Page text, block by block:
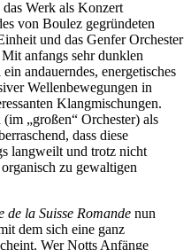
Werk als Konzert
von Boulez gegründeten
und das Genfer Orchester
anfangs sehr dunklen
andauerndes, energetisches
Wellenbewegungen in
Klangmischungen.
„großen“ Orchester) als
dass diese
langweilt und trotz nicht
zu gewaltigen
de la Suisse Romande nun
dem sich eine ganz
Wer Notts Anfänge